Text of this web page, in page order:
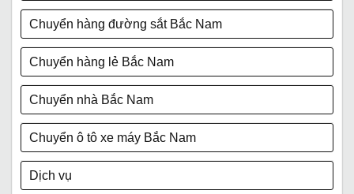
Chuyển hàng đường sắt Bắc Nam
Chuyển hàng lẻ Bắc Nam
Chuyển nhà Bắc Nam
Chuyển ô tô xe máy Bắc Nam
Dịch vụ